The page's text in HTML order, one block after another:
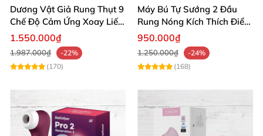
Dương Vật Giả Rung Thụt 9
Chế Độ Cảm Ứng Xoay Liếm
Toả Nhiệt Cao Cấp
1.550.000₫
1.987.000₫
-22%
(170)
Máy Bú Tự Sướng 2 Đầu
Rung Nóng Kích Thích Điểm
G Sung Sướng
950.000₫
1.250.000₫
-24%
(168)